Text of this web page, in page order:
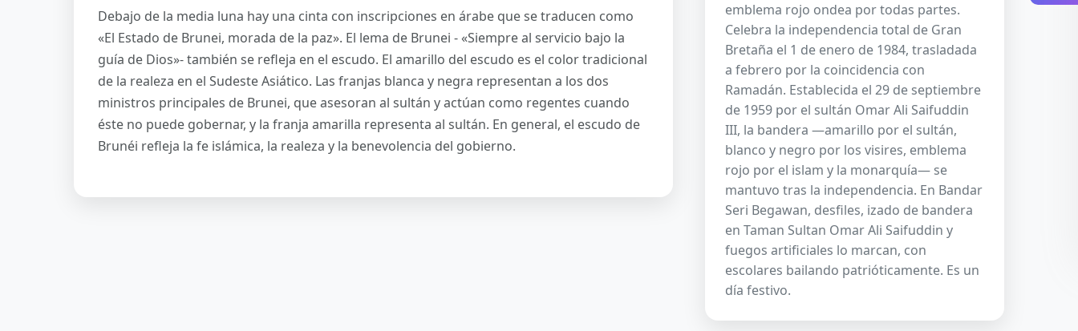
Debajo de la media luna hay una cinta con inscripciones en árabe que se traducen como
«El Estado de Brunei, morada de la paz». El lema de Brunei - «Siempre al servicio bajo la
guía de Dios»- también se refleja en el escudo. El amarillo del escudo es el color tradicional
de la realeza en el Sudeste Asiático. Las franjas blanca y negra representan a los dos
ministros principales de Brunei, que asesoran al sultán y actúan como regentes cuando
éste no puede gobernar, y la franja amarilla representa al sultán. En general, el escudo de
Brunéi refleja la fe islámica, la realeza y la benevolencia del gobierno.
emblema rojo ondea por todas partes.
Celebra la independencia total de Gran
Bretaña el 1 de enero de 1984, trasladada
a febrero por la coincidencia con
Ramadán. Establecida el 29 de septiembre
de 1959 por el sultán Omar Ali Saifuddin
III, la bandera —amarillo por el sultán,
blanco y negro por los visires, emblema
rojo por el islam y la monarquía— se
mantuvo tras la independencia. En Bandar
Seri Begawan, desfiles, izado de bandera
en Taman Sultan Omar Ali Saifuddin y
fuegos artificiales lo marcan, con
escolares bailando patrióticamente. Es un
día festivo.